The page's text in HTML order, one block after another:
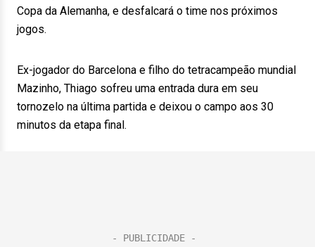
Copa da Alemanha, e desfalcará o time nos próximos
jogos.
Ex-jogador do Barcelona e filho do tetracampeão mundial
Mazinho, Thiago sofreu uma entrada dura em seu
tornozelo na última partida e deixou o campo aos 30
minutos da etapa final.